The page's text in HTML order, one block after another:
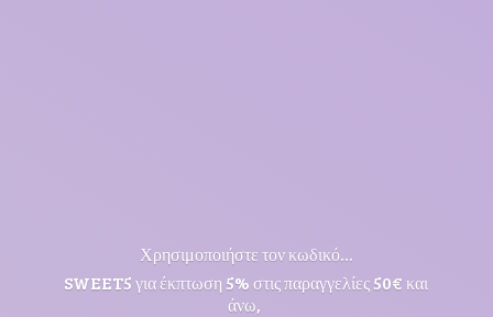
Χρησιμοποιήστε τον κωδικό...
SWEET5 για έκπτωση 5% στις παραγγελίες 50€ και
άνω,